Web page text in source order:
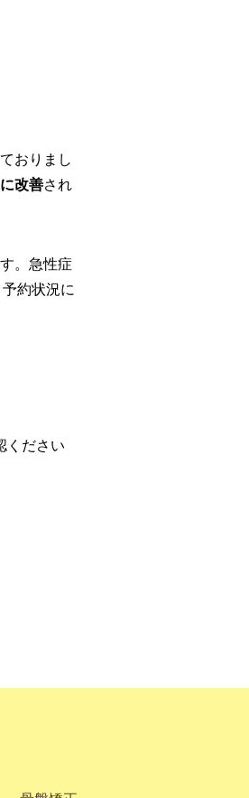
おりまし
改善され
。急性症
約状況に
ください